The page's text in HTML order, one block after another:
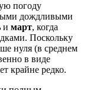
погоду
дождливыми
и март, когда
Поскольку
нуля (в среднем
в виде
крайне редко.